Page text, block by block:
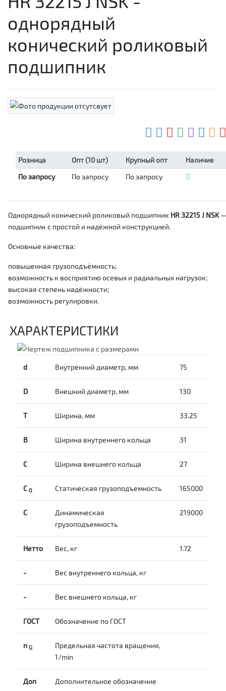
однорядный
конический роликовый
подшипник
Розница Опт (10 шт) Крупный опт
Наличие
По запросу
По запросу По запросу
Однорядный конический роликовый подшипник HR 32215 J NSK
подшипник с простой и надёжной конструкцией.
Основные качества:
повышенная грузоподъёмность;
возможность к восприятию осевых и радиальных нагрузок;
высокая степень надёжности;
возможность регулировки.
ХАРАКТЕРИСТИКИ
d Внутренний диаметр, мм 75
D Внешний диаметр, мм 130
T Ширина, мм 33.25
B Ширина внутреннего кольца 31
С Ширина внешнего кольца 27
С 0 Статическая грузоподъемность 165000
C
Динамическая
грузоподъемность
219000
Нетто Вес, кг 1.72
- Вес внутреннего кольца, кг
- Вес внешнего кольца, кг
ГОСТ Обозначение по ГОСТ
n G
Предельная частота вращения,
1/min
Доп Дополнительное обозначение